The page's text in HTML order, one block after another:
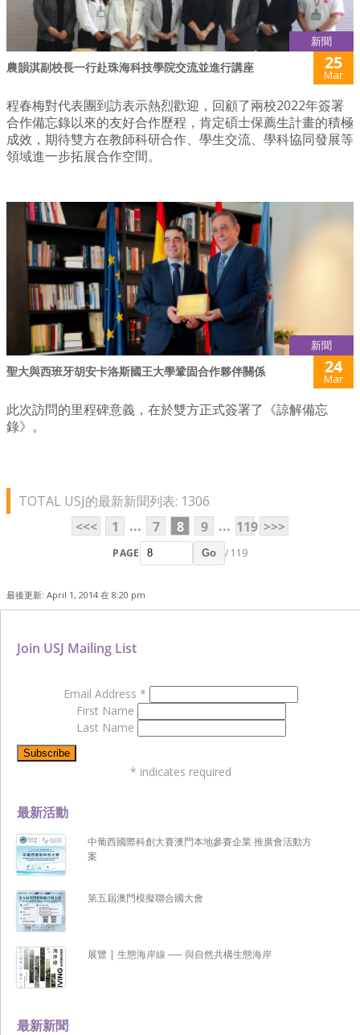
新聞
農韻淇副校長一行赴珠海科技學院交流並進行講座 25
Mar
程春梅對代表團到訪表示熱烈歡迎，回顧了兩校2022年簽署
合作備忘錄以來的友好合作歷程，肯定碩士保薦生計畫的積極
成效，期待雙方在教師科研合作、學生交流、學科協同發展等
領域進一步拓展合作空間。
新聞
聖大與西班牙胡安卡洛斯國王大學鞏固合作夥伴關係 24
Mar
此次訪問的里程碑意義，在於雙方正式簽署了《諒解備忘
錄》。
TOTAL USJ的最新新聞列表: 1306
<<<
1 ... 7 8 9 ... 119 >>>
PAGE Go / 119
最後更新: April 1, 2014 在 8:20 pm
最新新聞
最新活動
中葡西國際科創大賽澳門本地參賽企業 推廣會活動方
案
第五屆澳門模擬聯合國大會
展覽 | 生態海岸線 ── 與自然共構生態海岸
Join USJ Mailing List
Email Address *
First Name
Last Name
* indicates required